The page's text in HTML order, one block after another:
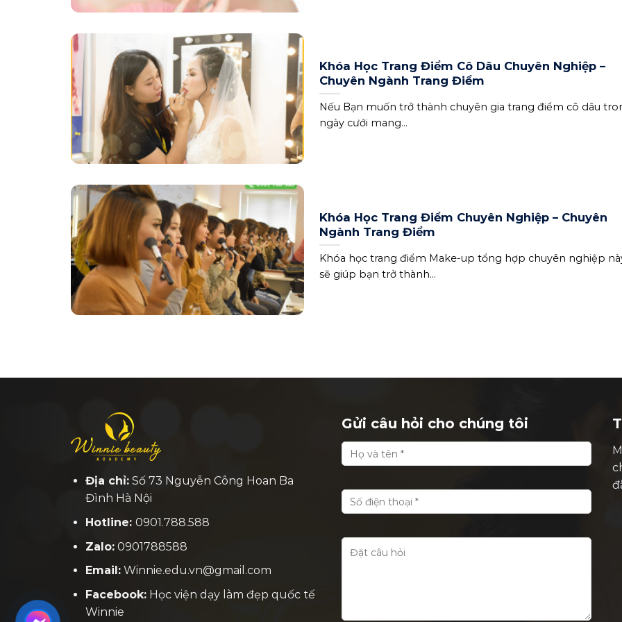
Khóa Học Trang Điểm Cô Dâu Chuyên Nghiệp –
Chuyên Ngành Trang Điểm
Nếu Bạn muốn trở thành chuyên gia trang điểm cô dâu
ngày cưới mang...
Khóa Học Trang Điểm Chuyên Nghiệp – Chuyên
Ngành Trang Điểm
Khóa học trang điểm Make-up tổng hợp chuyên nghiệp
sẽ giúp bạn trở thành...
Địa chỉ:Số 73 Nguyễn Công Hoan Ba
Đình Hà Nội
Hotline: 0901.788.588
Zalo:0901788588
Email:Winnie.edu.vn@gmail.com
Facebook:Học viện dạy làm đẹp quốc tế
Winnie
Gửi câu hỏi cho chúng tôi